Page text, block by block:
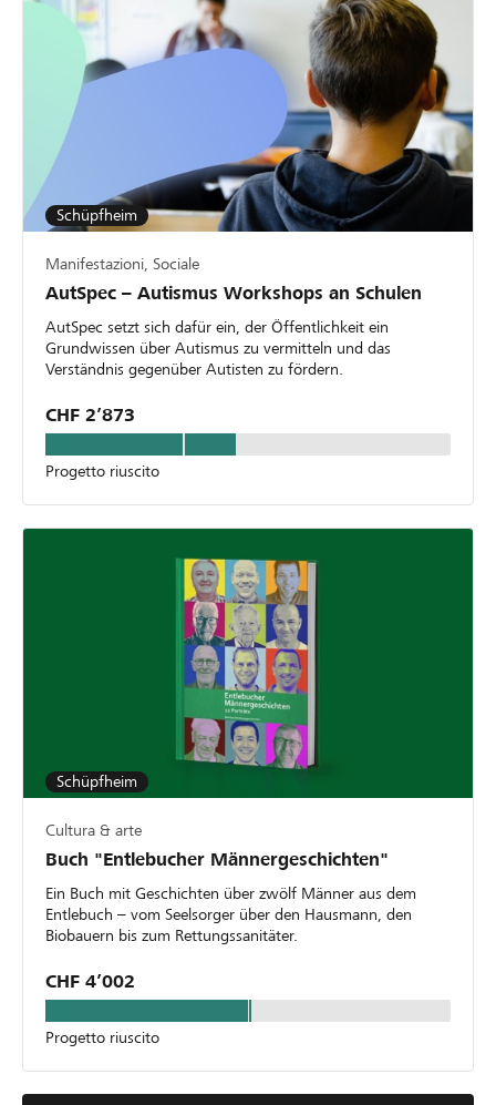
Schüpfheim
Manifestazioni, Sociale
AutSpec – Autismus Workshops an Schulen
AutSpec setzt sich dafür ein, der Öffentlichkeit ein
Grundwissen über Autismus zu vermitteln und das
Verständnis gegenüber Autisten zu fördern.
CHF 2’873
Progetto riuscito
Schüpfheim
Cultura & arte
Buch "Entlebucher Männergeschichten"
Ein Buch mit Geschichten über zwölf Männer aus dem
Entlebuch – vom Seelsorger über den Hausmann, den
Biobauern bis zum Rettungssanitäter.
CHF 4’002
Progetto riuscito